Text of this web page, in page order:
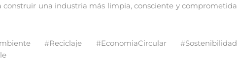
una industria más limpia, consciente y comprometida
#Reciclaje #EconomiaCircular #Sostenibilidad